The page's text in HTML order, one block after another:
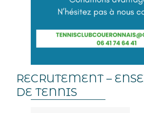
RECRUTEMENT –
DE TENNIS